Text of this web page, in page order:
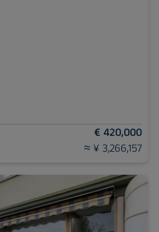
€ 420,000
≈ ¥ 3,266,157